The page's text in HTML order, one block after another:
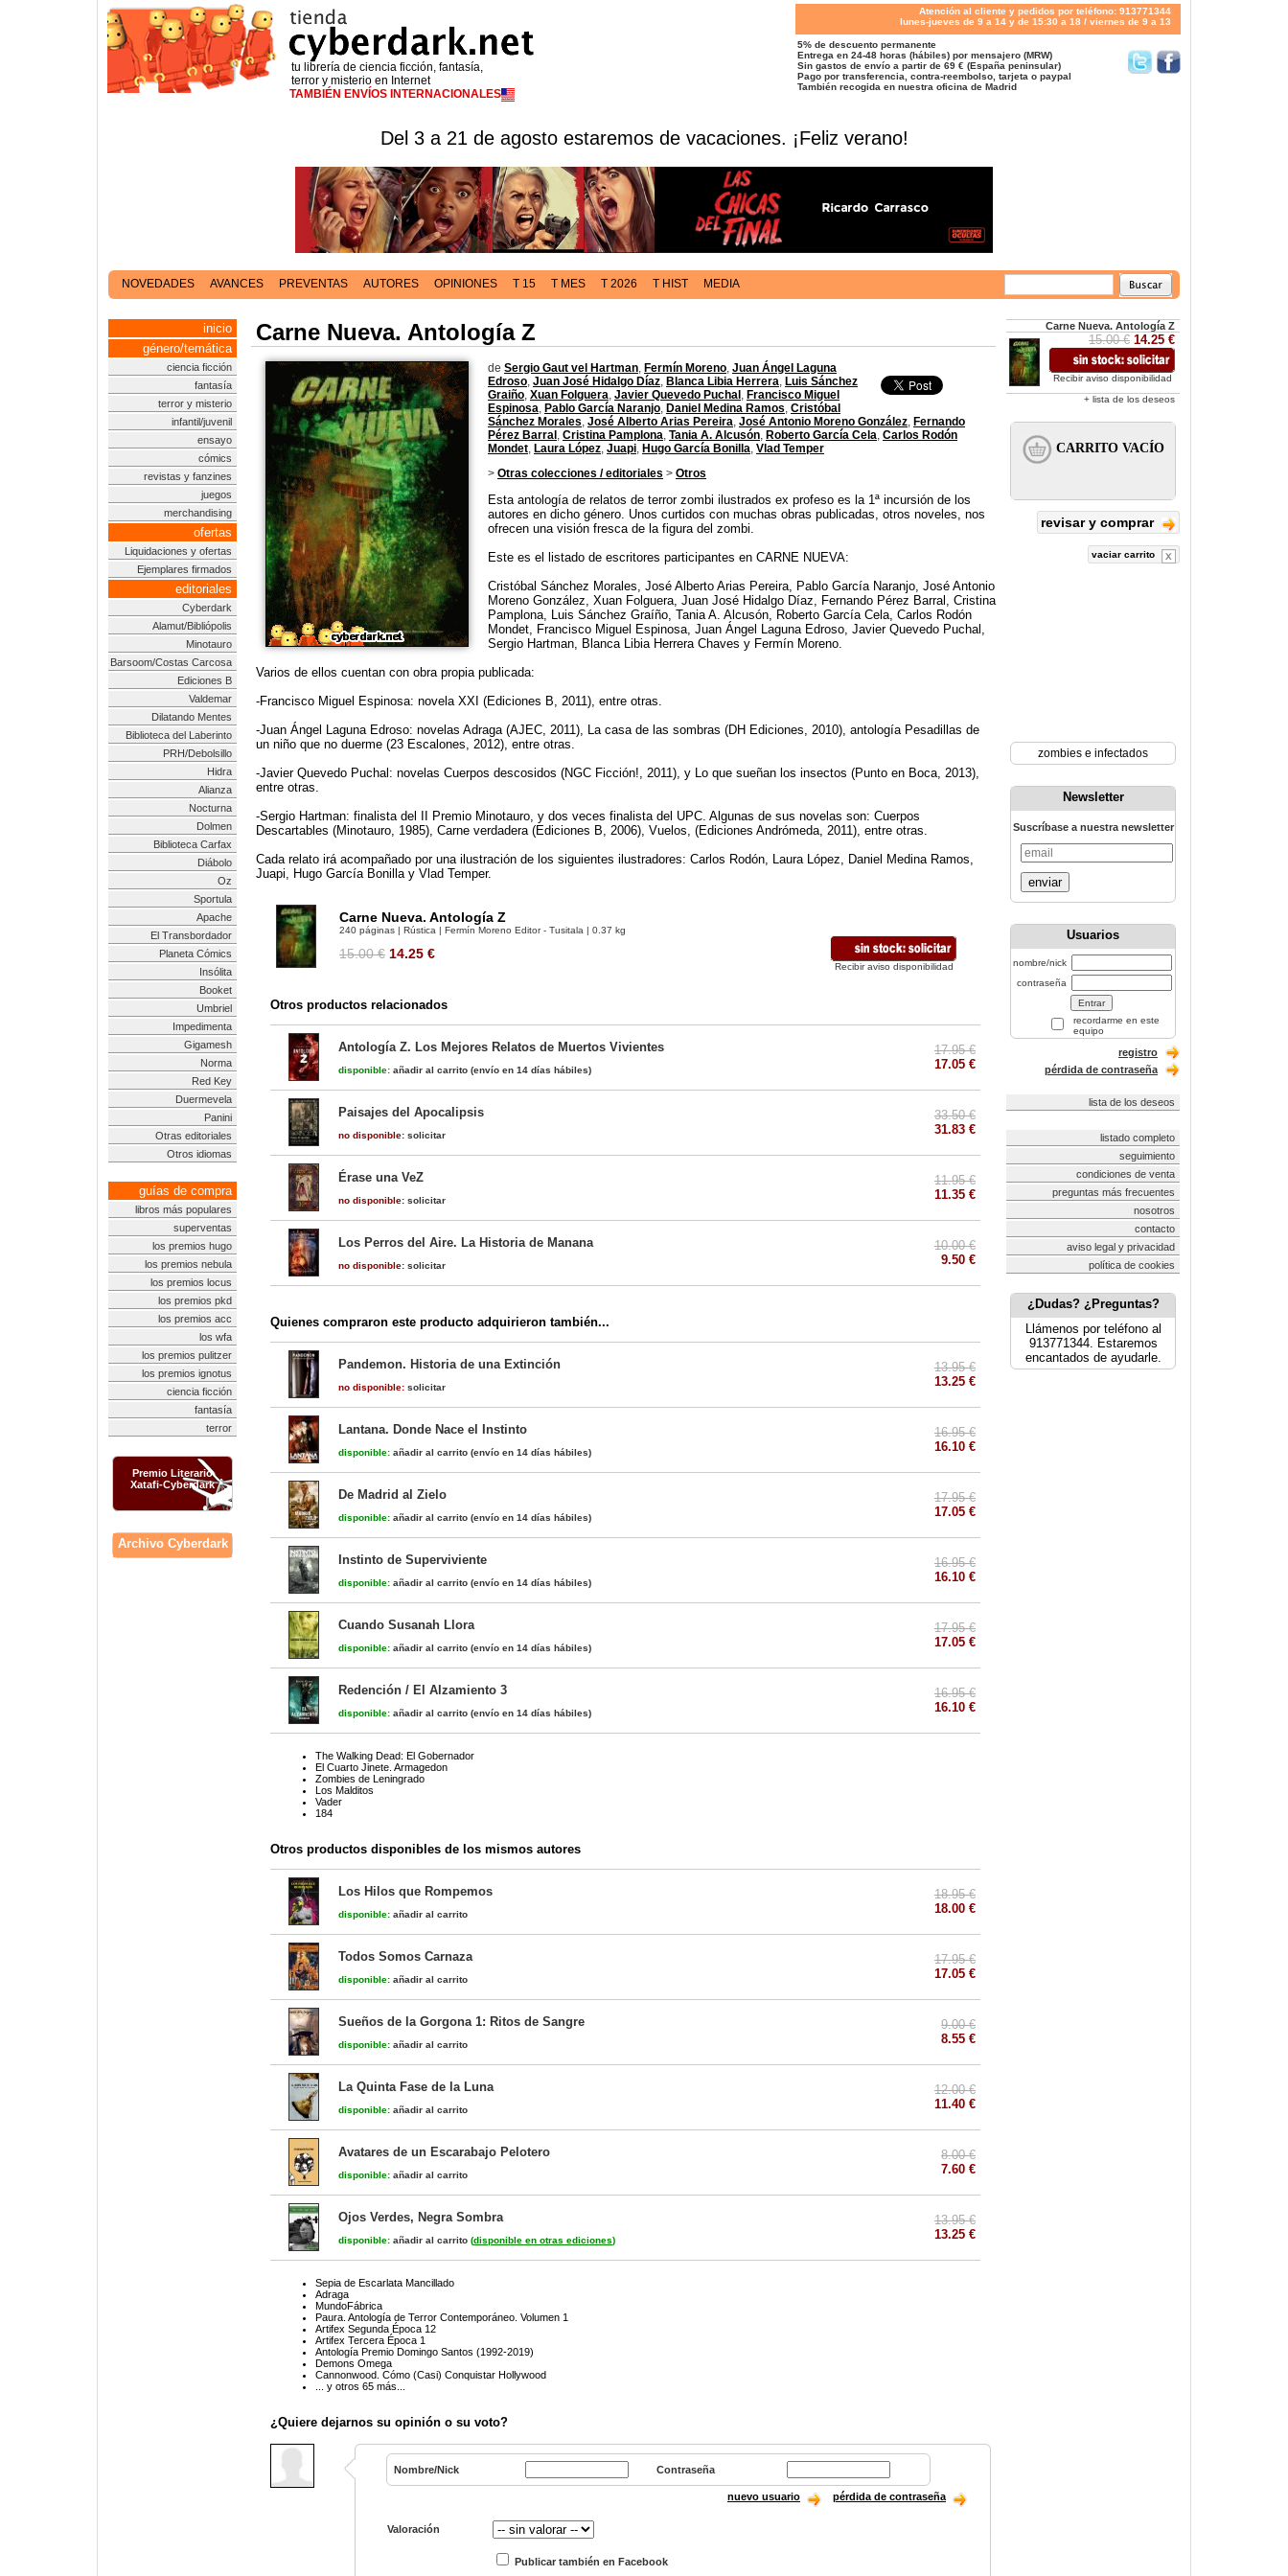
tu librería de ciencia ficción, fantasía,
terror y misterio en Internet
TAMBIÉN ENVÍOS INTERNACIONALES
Atención al cliente y pedidos por teléfono: 913771344
lunes-jueves de 9 a 14 y de 15:30 a 18 / viernes de 9 a 13
5% de descuento permanente
Entrega en 24-48 horas (hábiles) por mensajero (MRW)
Sin gastos de envío a partir de 69 € (España peninsular)
Pago por transferencia, contra-reembolso, tarjeta o paypal
También recogida en nuestra oficina de Madrid
Del 3 a 21 de agosto estaremos de vacaciones. ¡Feliz verano!
NOVEDADES AVANCES PREVENTAS AUTORES OPINIONES T 15 T MES T 2026 T HIST MEDIA
inicio
género/temática
ciencia ficción
fantasía
terror y misterio
infantil/juvenil
ensayo
cómics
revistas y fanzines
juegos
merchandising
ofertas
Liquidaciones y ofertas
Ejemplares firmados
editoriales
Cyberdark
Alamut/Bibliópolis
Minotauro
Barsoom/Costas Carcosa
Ediciones B
Valdemar
Dilatando Mentes
Biblioteca del Laberinto
PRH/Debolsillo
Hidra
Alianza
Nocturna
Dolmen
Biblioteca Carfax
Diábolo
Oz
Sportula
Apache
El Transbordador
Planeta Cómics
Insólita
Booket
Umbriel
Impedimenta
Gigamesh
Norma
Red Key
Duermevela
Panini
Otras editoriales
Otros idiomas
guías de compra
libros más populares
superventas
los premios hugo
los premios nebula
los premios locus
los premios pkd
los premios acc
los wfa
los premios pulitzer
los premios ignotus
ciencia ficción
fantasía
terror
Premio Literario
Xatafi-Cyberdark
Archivo Cyberdark
Carne Nueva. Antología Z
de Sergio Gaut vel Hartman, Fermín Moreno, Juan Ángel Laguna
Edroso, Juan José Hidalgo Díaz, Blanca Libia Herrera, Luis Sánchez
Graiño, Xuan Folguera, Javier Quevedo Puchal , Francisco Miguel
Espinosa, Pablo García Naranjo, Daniel Medina Ramos, Cristóbal
Sánchez Morales, José Alberto Arias Pereira, José Antonio Moreno González, Fernando
Pérez Barral , Cristina Pamplona, Tania A. Alcusón, Roberto García Cela, Carlos Rodón
Mondet, Laura López, Juapi, Hugo García Bonilla, Vlad Temper
> Otras colecciones / editoriales > Otros
Esta antología de relatos de terror zombi ilustrados ex profeso es la 1ª incursión de los
autores en dicho género. Unos curtidos con muchas obras publicadas, otros noveles, nos
ofrecen una visión fresca de la figura del zombi.
Este es el listado de escritores participantes en CARNE NUEVA:
Cristóbal Sánchez Morales, José Alberto Arias Pereira, Pablo García Naranjo, José Antonio
Moreno González, Xuan Folguera, Juan José Hidalgo Díaz, Fernando Pérez Barral, Cristina
Pamplona, Luis Sánchez Graíño, Tania A. Alcusón, Roberto García Cela, Carlos Rodón
Mondet, Francisco Miguel Espinosa, Juan Ángel Laguna Edroso, Javier Quevedo Puchal,
Sergio Hartman, Blanca Libia Herrera Chaves y Fermín Moreno.
Varios de ellos cuentan con obra propia publicada:
-Francisco Miguel Espinosa: novela XXI (Ediciones B, 2011), entre otras.
-Juan Ángel Laguna Edroso: novelas Adraga (AJEC, 2011), La casa de las sombras (DH Ediciones, 2010), antología Pesadillas de
un niño que no duerme (23 Escalones, 2012), entre otras.
-Javier Quevedo Puchal: novelas Cuerpos descosidos (NGC Ficción!, 2011), y Lo que sueñan los insectos (Punto en Boca, 2013),
entre otras.
-Sergio Hartman: finalista del II Premio Minotauro, y dos veces finalista del UPC. Algunas de sus novelas son: Cuerpos
Descartables (Minotauro, 1985), Carne verdadera (Ediciones B, 2006), Vuelos, (Ediciones Andrómeda, 2011), entre otras.
Cada relato irá acompañado por una ilustración de los siguientes ilustradores: Carlos Rodón, Laura López, Daniel Medina Ramos,
Juapi, Hugo García Bonilla y Vlad Temper.
Carne Nueva. Antología Z
240 páginas | Rústica | Fermín Moreno Editor - Tusitala | 0.37 kg
15.00 € 14.25 €
Recibir aviso disponibilidad
Otros productos relacionados
Antología Z. Los Mejores Relatos de Muertos Vivientes
disponible: añadir al carrito (envío en 14 días hábiles)
17.95 €
17.05 €
Paisajes del Apocalipsis
no disponible: solicitar
33.50 €
31.83 €
Érase una VeZ
no disponible: solicitar
11.95 €
11.35 €
Los Perros del Aire. La Historia de Manana
no disponible: solicitar
10.00 €
9.50 €
Quienes compraron este producto adquirieron también...
Pandemon. Historia de una Extinción
no disponible: solicitar
13.95 €
13.25 €
Lantana. Donde Nace el Instinto
disponible: añadir al carrito (envío en 14 días hábiles)
16.95 €
16.10 €
De Madrid al Zielo
disponible: añadir al carrito (envío en 14 días hábiles)
17.95 €
17.05 €
Instinto de Superviviente
disponible: añadir al carrito (envío en 14 días hábiles)
16.95 €
16.10 €
Cuando Susanah Llora
disponible: añadir al carrito (envío en 14 días hábiles)
17.95 €
17.05 €
Redención / El Alzamiento 3
disponible: añadir al carrito (envío en 14 días hábiles)
16.95 €
16.10 €
The Walking Dead: El Gobernador
El Cuarto Jinete. Armagedon
Zombies de Leningrado
Los Malditos
Vader
184
Otros productos disponibles de los mismos autores
Los Hilos que Rompemos
disponible: añadir al carrito
18.95 €
18.00 €
Todos Somos Carnaza
disponible: añadir al carrito
17.95 €
17.05 €
Sueños de la Gorgona 1: Ritos de Sangre
disponible: añadir al carrito
9.00 €
8.55 €
La Quinta Fase de la Luna
disponible: añadir al carrito
12.00 €
11.40 €
Avatares de un Escarabajo Pelotero
disponible: añadir al carrito
8.00 €
7.60 €
Ojos Verdes, Negra Sombra
disponible: añadir al carrito (disponible en otras ediciones)
13.95 €
13.25 €
Sepia de Escarlata Mancillado
Adraga
MundoFábrica
Paura. Antología de Terror Contemporáneo. Volumen 1
Artifex Segunda Época 12
Artifex Tercera Época 1
Antología Premio Domingo Santos (1992-2019)
Demons Omega
Cannonwood. Cómo (Casi) Conquistar Hollywood
... y otros 65 más...
¿Quiere dejarnos su opinión o su voto?
Nombre/Nick Contraseña
nuevo usuario pérdida de contraseña
Valoración
Publicar también en Facebook
Carne Nueva. Antología Z
15.00 € 14.25 €
Recibir aviso disponibilidad
+ lista de los deseos
revisar y comprar
vaciar carrito
zombies e infectados
Newsletter
Suscríbase a nuestra newsletter
enviar
Usuarios
nombre/nick
contraseña
recordarme en este
equipo
registro
pérdida de contraseña
lista de los deseos
listado completo
seguimiento
condiciones de venta
preguntas más frecuentes
nosotros
contacto
aviso legal y privacidad
política de cookies
¿Dudas? ¿Preguntas?
Llámenos por teléfono al
913771344. Estaremos
encantados de ayudarle.